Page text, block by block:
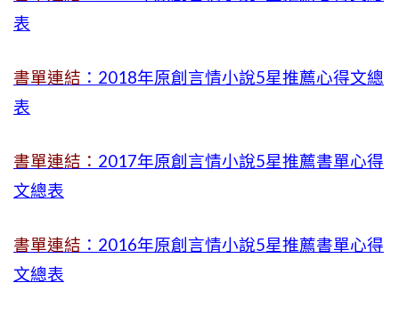
表
書單連結 ：2018年原創言情小說5星推薦心得文總
表
書單連結： 2017年原創言情小說5星推薦書單心得
文總表
書單連結 ：2016年原創言情小說5星推薦書單心得
文總表